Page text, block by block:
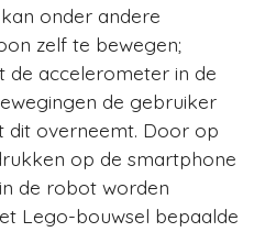
onder andere
zelf te bewegen;
de accelerometer in de
de gebruiker
dit overneemt. Door op
op de smartphone
de robot worden
Lego-bouwsel bepaalde